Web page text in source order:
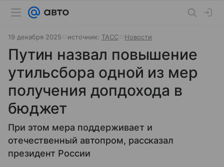
19 декабря 2025 источник: ТАСС Новости
Путин назвал повышение
утильсбора одной из мер
получения допдохода в
бюджет
При этом мера поддерживает и
отечественный автопром, рассказал
президент России